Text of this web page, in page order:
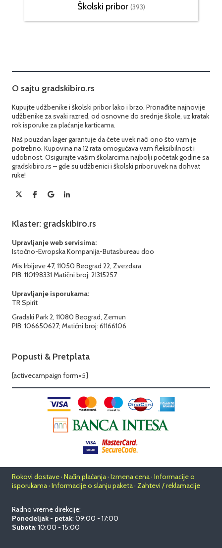
Školski pribor (393)
O sajtu gradskibiro.rs
Kupujte udžbenike i školski pribor lako i brzo. Pronađite najnovije
udžbenike za svaki razred, od osnovne do srednje škole, uz kratak
rok isporuke za plaćanje karticama.
Naš pouzdan lager garantuje da ćete uvek naći ono što vam je
potrebno. Kupovina na 12 rata omogućava vam fleksibilnost i
udobnost. Osigurajte vašim školarcima najbolji početak godine sa
gradskibiro.rs – gde su udžbenici i školski pribor uvek na dohvat
ruke!
Klaster: gradskibiro.rs
Upravljanje web servisima:
Istočno-Evropska Kompanija-Butasbureau doo
Mis Irbijeve 47, 11050 Beograd 22, Zvezdara
PIB: 110198331 Matični broj: 21315257
Upravljanje isporukama:
TR Spirit
Gradski Park 2, 11080 Beograd, Zemun
PIB: 106650627; Matični broj: 61166106
Popusti & Pretplata
[activecampaign form=5]
Rokovi dostave · Način plaćanja · Izmena cena · Informacije o
isporukama · Informacije o slanju paketa · Zahtevi / reklamacije
Radno vreme direkcije:
Ponedeljak - petak: 09:00 - 17:00
Subota: 10:00 - 15:00